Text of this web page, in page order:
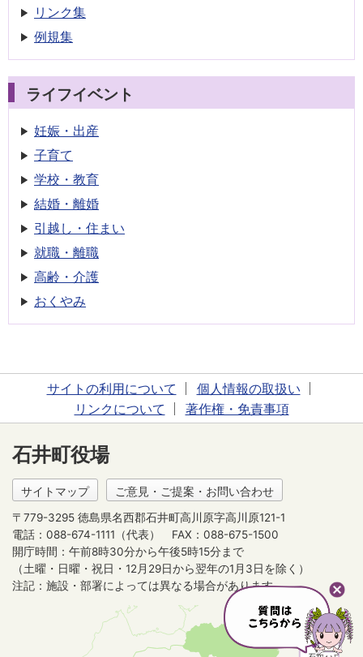
リンク集
例規集
ライフイベント
妊娠・出産
子育て
学校・教育
結婚・離婚
引越し・住まい
就職・離職
高齢・介護
おくやみ
サイトの利用について
個人情報の取扱い
リンクについて
著作権・免責事項
石井町役場
サイトマップ ご意見・ご提案・お問い合わせ
〒779-3295 徳島県名西郡石井町高川原字高川原121-1
電話：088-674-1111（代表）
FAX：088-675-1500
開庁時間：午前8時30分から午後5時15分まで
（土曜・日曜・祝日・12月29日から翌年の1月3日を除く）
注記：施設・部署によっては異なる場合があります。